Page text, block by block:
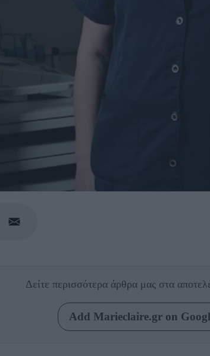
Δείτε περισσότερα άρθρα μας στα
Add Marieclaire.gr on